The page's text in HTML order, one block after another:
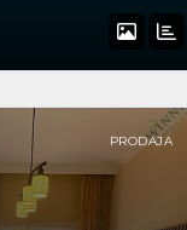
PRODAJA